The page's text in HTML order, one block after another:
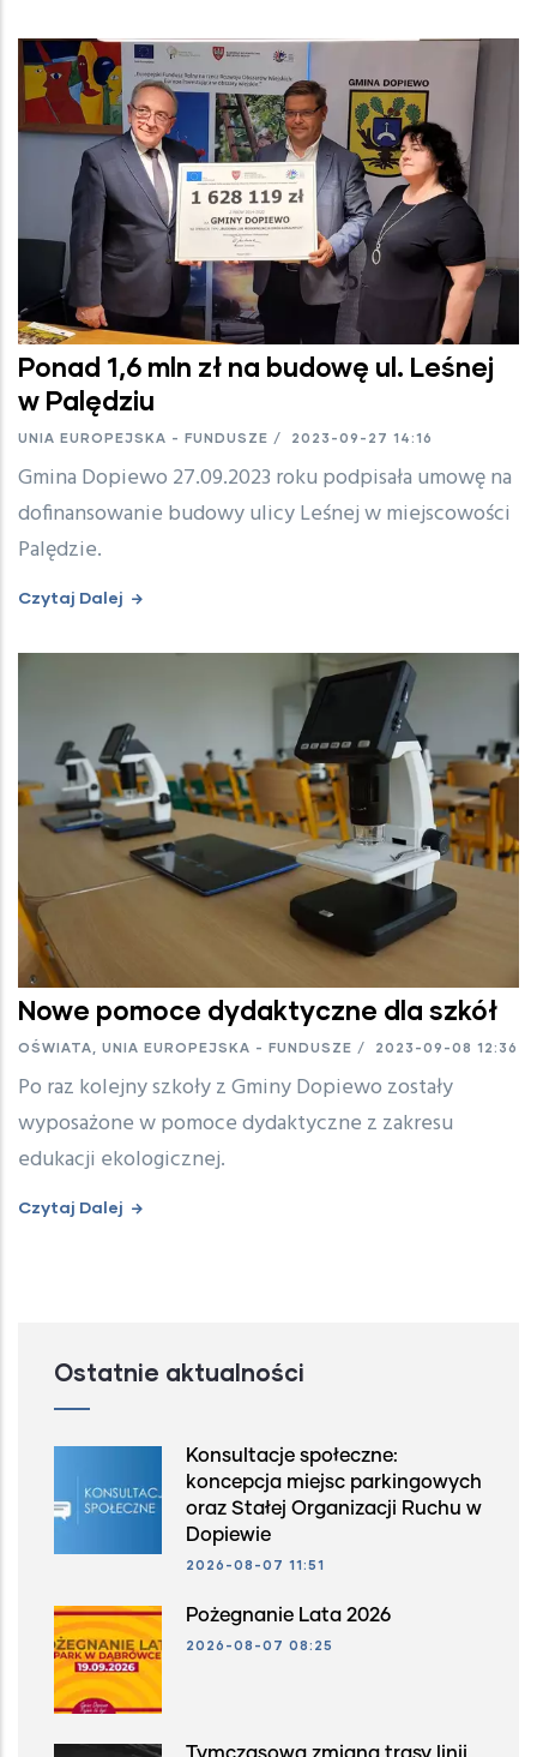
Ponad 1,6 mln zł na budowę ul. Leśnej
w Palędziu
UNIA EUROPEJSKA - FUNDUSZE / 2023-09-27 14:16
Gmina Dopiewo 27.09.2023 roku podpisała umowę na
dofinansowanie budowy ulicy Leśnej w miejscowości
Palędzie.
Czytaj Dalej
Nowe pomoce dydaktyczne dla szkół
OŚWIATA, UNIA EUROPEJSKA - FUNDUSZE / 2023-09-08 12:36
Po raz kolejny szkoły z Gminy Dopiewo zostały
wyposażone w pomoce dydaktyczne z zakresu
edukacji ekologicznej.
Czytaj Dalej
Ostatnie aktualności
Konsultacje społeczne:
koncepcja miejsc parkingowych
oraz Stałej Organizacji Ruchu w
Dopiewie
2026-08-07 11:51
Pożegnanie Lata 2026
2026-08-07 08:25